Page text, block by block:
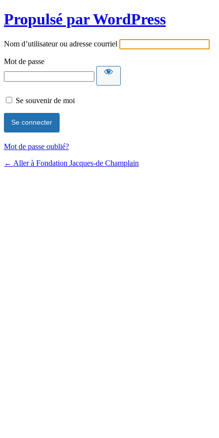
Propulsé par WordPress
Nom d’utilisateur ou adresse courriel
Mot de passe
Se souvenir de moi
Mot de passe oublié?
← Aller à Fondation Jacques-de Champlain